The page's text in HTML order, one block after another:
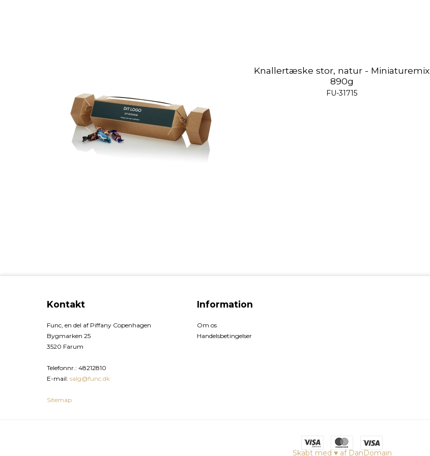
Knallertæske stor, natur - Miniaturemix
890g
FU-31715
Kontakt
Func, en del af Piffany Copenhagen
Bygmarken 25
3520 Farum
Telefonnr. : 48212810
E-mail: salg@func.dk
Sitemap
Information
Om os
Handelsbetingelser
Skabt med ♥ af DanDomain